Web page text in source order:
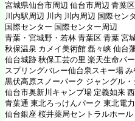
宮城県仙台市周辺 仙台市周辺 青葉
川内駅周辺 川内 川内周辺 国際セン
国際センター 国際センター周辺
青葉・宮城野・若林 青葉区 青葉 宮
秋保温泉 カメイ美術館 磊々峡 仙台
仙台城跡 秋保工芸の里 楽天生命パ
スプリングバレー仙台泉スキー場
黒伏高原スノーパーク ジャングル
仙台市奥新川キャンプ場 定義如来
青葉通 東北ろっけんパーク 東北電
仙台銀座 桜井薬局セントラルホー